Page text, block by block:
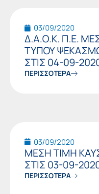
03/09/2020
Δ.Α.Ο.Κ. Π.Ε.
ΤΥΠΟΥ
ΣΤΙΣ 04-09-
ΠΕΡΙΣΣΟΤΕΡΑ
03/09/2020
ΜΕΣΗ ΤΙΜΗ
ΣΤΙΣ 03-09-
ΠΕΡΙΣΣΟΤΕΡΑ